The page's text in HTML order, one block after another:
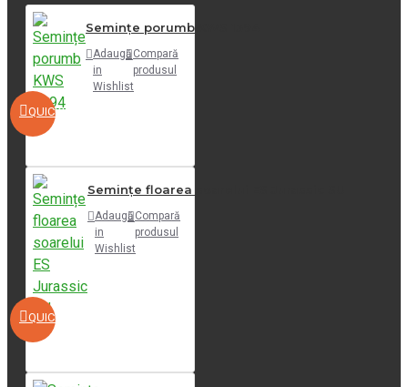
QUICKVIEW
Semințe porumb KWS 1394
Adaugă
in
Wishlist
Compară
produsul
QUICKVIEW
Semințe floarea soarelui ES Jurassic SU
Adaugă
in
Wishlist
Compară
produsul